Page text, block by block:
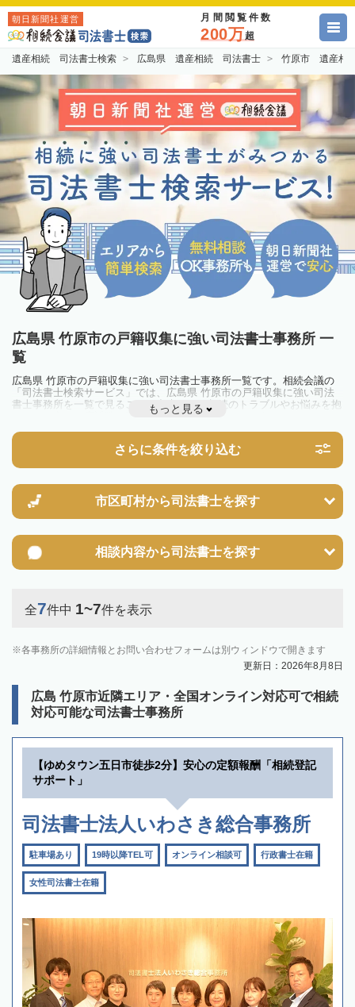
朝日新聞社運営 月間閲覧件数
200万超
遺産相続 司法書士検索 広島県 遺産相続 司法書士 竹原市 遺産相
広島県 竹原市の戸籍収集に強い司法書士事務所 一
覧
広島県 竹原市の戸籍収集に強い司法書士事務所一覧です。相続会議の
「司法書士検索サービス」では、広島県 竹原市の戸籍収集に強い司法
書士事務所を一覧で見ることが出来ます。相続のトラブルやお悩みを抱
えている方は一度近隣の司法書士に相談してみましょう。
もっと見る
さらに条件を絞り込む
市区町村から司法書士を探す
相談内容から司法書士を探す
全7件中 1~7件を表示
各事務所の詳細情報とお問い合わせフォームは別ウィンドウで開きます
更新日：2026年8月8日
広島 竹原市近隣エリア・全国オンライン対応可で相続
対応可能な司法書士事務所
【ゆめタウン五日市徒歩2分】安心の定額報酬「相続登記
サポート」
司法書士法人いわさき総合事務所
駐車場あり 19時以降TEL可 オンライン相談可 行政書士在籍
女性司法書士在籍